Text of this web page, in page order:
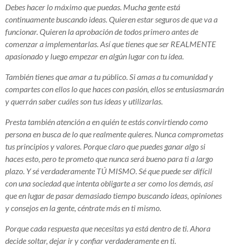
Debes hacer lo máximo que puedas. Mucha gente está
continuamente buscando ideas. Quieren estar seguros de que va a
funcionar. Quieren la aprobación de todos primero antes de
comenzar a implementarlas. Así que tienes que ser REALMENTE
apasionado y luego empezar en algún lugar con tu idea.
También tienes que amar a tu público. Si amas a tu comunidad y
compartes con ellos lo que haces con pasión, ellos se entusiasmarán
y querrán saber cuáles son tus ideas y utilizarlas.
Presta también atención a en quién te estás convirtiendo como
persona en busca de lo que realmente quieres. Nunca comprometas
tus principios y valores. Porque claro que puedes ganar algo si
haces esto, pero te prometo que nunca será bueno para ti a largo
plazo. Y sé verdaderamente TÚ MISMO. Sé que puede ser difícil
con una sociedad que intenta obligarte a ser como los demás, así
que en lugar de pasar demasiado tiempo buscando ideas, opiniones
y consejos en la gente, céntrate más en ti mismo.
Porque cada respuesta que necesitas ya está dentro de ti. Ahora
decide soltar, dejar ir y confiar verdaderamente en ti.